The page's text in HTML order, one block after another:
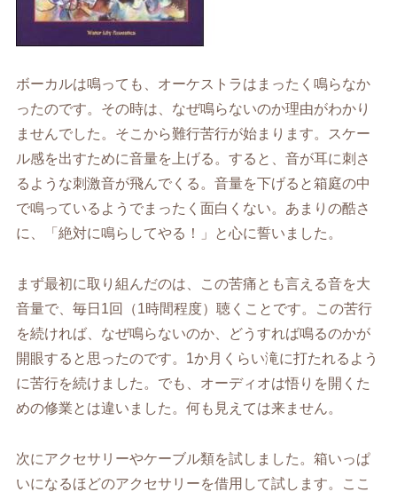
ボーカルは鳴っても、オーケストラはまったく鳴らなか
ったのです。その時は、なぜ鳴らないのか理由がわかり
ませんでした。そこから難行苦行が始まります。スケー
ル感を出すために音量を上げる。すると、音が耳に刺さ
るような刺激音が飛んでくる。音量を下げると箱庭の中
で鳴っているようでまったく面白くない。あまりの酷さ
に、「絶対に鳴らしてやる！」と心に誓いました。
まず最初に取り組んだのは、この苦痛とも言える音を大
音量で、毎日1回（1時間程度）聴くことです。この苦行
を続ければ、なぜ鳴らないのか、どうすれば鳴るのかが
開眼すると思ったのです。1か月くらい滝に打たれるよう
に苦行を続けました。でも、オーディオは悟りを開くた
めの修業とは違いました。何も見えては来ません。
次にアクセサリーやケーブル類を試しました。箱いっぱ
いになるほどのアクセサリーを借用して試します。ここ